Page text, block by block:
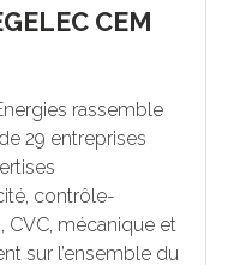
CEM
rassemble
29 entreprises
contrôle-
CVC, mécanique et
sur l’ensemble du